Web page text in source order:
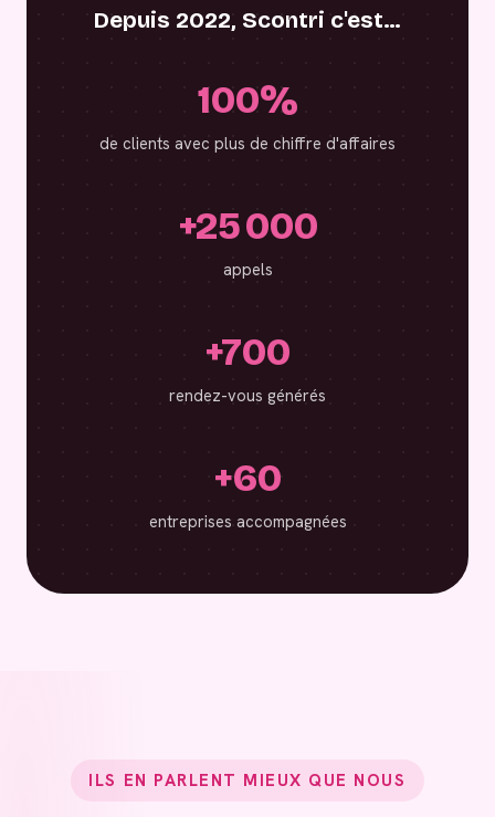
Depuis 2022, Scontri c'est…
100%
de clients avec plus de chiffre d'affaires
+25 000
appels
+700
rendez-vous générés
+60
entreprises accompagnées
ILS EN PARLENT MIEUX QUE NOUS